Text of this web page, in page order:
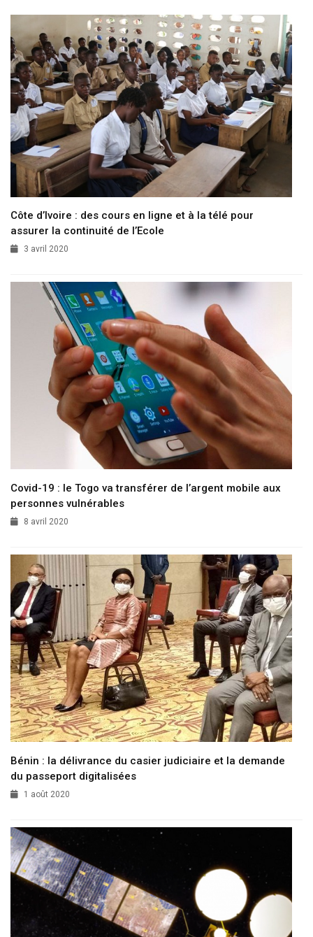
Côte d’Ivoire : des cours en ligne et à la télé pour
assurer la continuité de l’Ecole
3 avril 2020
Covid-19 : le Togo va transférer de l’argent mobile aux
personnes vulnérables
8 avril 2020
Bénin : la délivrance du casier judiciaire et la demande
du passeport digitalisées
1 août 2020